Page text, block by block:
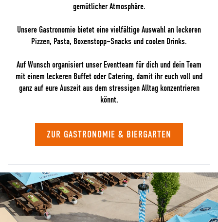
gemütlicher Atmosphäre.
Unsere Gastronomie bietet eine vielfältige Auswahl an leckeren
Pizzen, Pasta, Boxenstopp–Snacks und coolen Drinks.
Auf Wunsch organisiert unser Eventteam für dich und dein Team
mit einem leckeren Buffet oder Catering, damit ihr euch voll und
ganz auf eure Auszeit aus dem stressigen Alltag konzentrieren
könnt.
ZUR GASTRONOMIE & BIERGARTEN